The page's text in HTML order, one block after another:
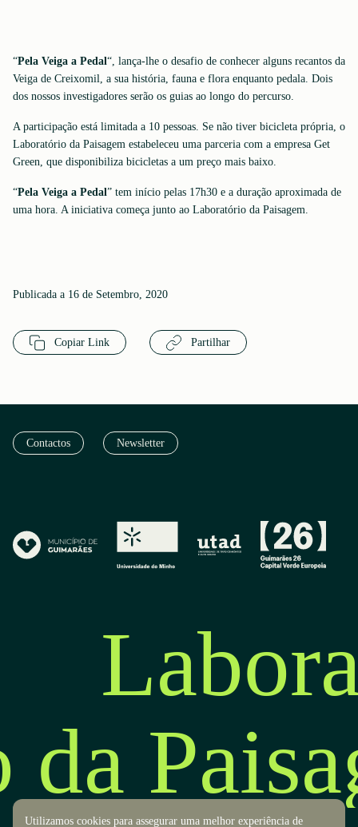
“Pela Veiga a Pedal“, lança-lhe o desafio de conhecer alguns recantos da
Veiga de Creixomil, a sua história, fauna e flora enquanto pedala. Dois
dos nossos investigadores serão os guias ao longo do percurso.
A participação está limitada a 10 pessoas. Se não tiver bicicleta própria, o
Laboratório da Paisagem estabeleceu uma parceria com a empresa Get
Green, que disponibiliza bicicletas a um preço mais baixo.
“Pela Veiga a Pedal” tem início pelas 17h30 e a duração aproximada de
uma hora. A iniciativa começa junto ao Laboratório da Paisagem.
Publicada a 16 de Setembro, 2020
Copiar Link Partilhar
Contactos Newsletter
Utilizamos cookies para assegurar uma melhor experiência de